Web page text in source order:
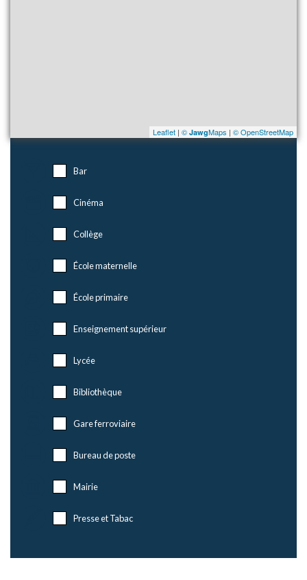
Leaflet | © JawgMaps | © OpenStreetMap
Bar
Cinéma
Collège
École maternelle
École primaire
Enseignement supérieur
Lycée
Bibliothèque
Gare ferroviaire
Bureau de poste
Mairie
Presse et Tabac